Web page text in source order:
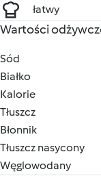
łatwy
Wartości
Sód
Białko
Kalorie
Tłuszcz
Błonnik
Tłuszcz nasycony
Węglowodany